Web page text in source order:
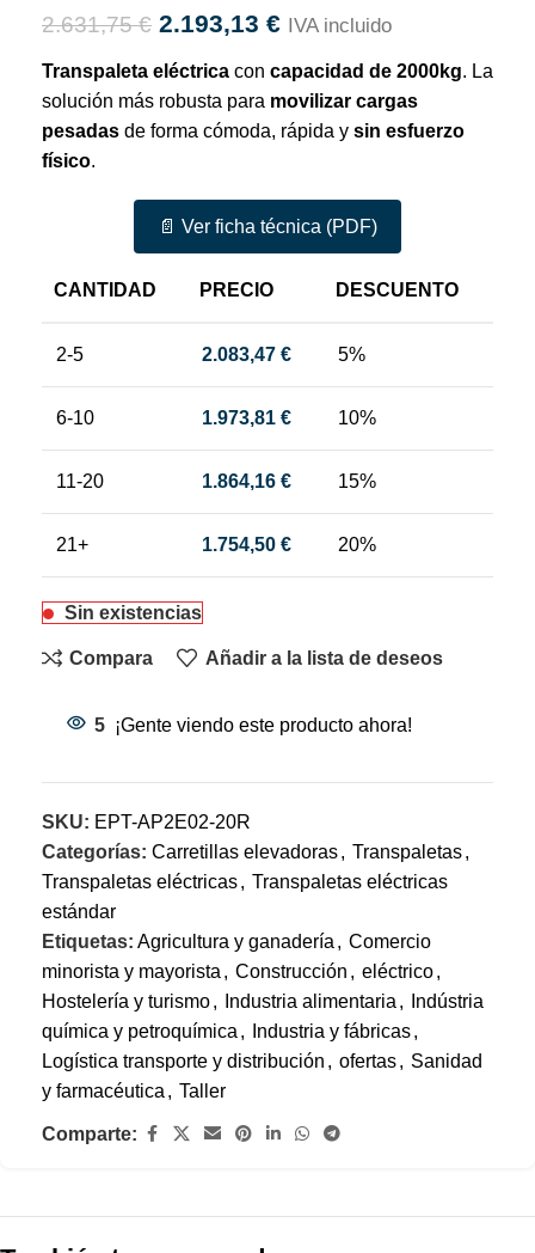
2.631,75€ 2.193,13 € IVA incluido
Transpaleta eléctrica con capacidad de 2000kg. La
solución más robusta para movilizar cargas
pesadas de forma cómoda, rápida y sin esfuerzo
físico.
📄 Ver ficha técnica (PDF)
CANTIDAD PRECIO DESCUENTO
2-5 2.083,47 € 5%
6-10 1.973,81 € 10%
11-20 1.864,16 € 15%
21+ 1.754,50 € 20%
Sin existencias
Compara Añadir a la lista de deseos
5 ¡Gente viendo este producto ahora!
SKU: EPT-AP2E02-20R
Categorías: Carretillas elevadoras, Transpaletas,
Transpaletas eléctricas, Transpaletas eléctricas
estándar
Etiquetas: Agricultura y ganadería , Comercio
minorista y mayorista , Construcción , eléctrico,
Hostelería y turismo, Industria alimentaria ,
Indústria
química y petroquímica , Industria y fábricas,
Logística transporte y distribución , ofertas, Sanidad
y farmacéutica , Taller
Comparte: